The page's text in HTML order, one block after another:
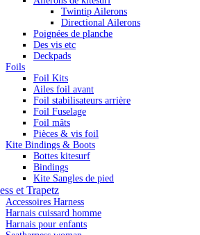
Twintip Ailerons
Directional Ailerons
Poignées de planche
Des vis etc
Deckpads
Foils
Foil Kits
Ailes foil avant
Foil stabilisateurs arrière
Foil Fuselage
Foil mâts
Pièces & vis foil
Kite Bindings & Boots
Bottes kitesurf
Bindings
Kite Sangles de pied
et Trapetz
Accessoires Harness
Harnais cuissard homme
Harnais pour enfants